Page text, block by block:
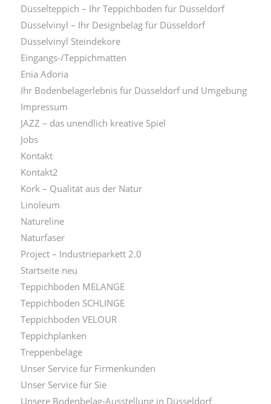
Düsselteppich – Ihr Teppichboden für Düsseldorf
Düsselvinyl – Ihr Designbelag für Düsseldorf
Düsselvinyl Steindekore
Eingangs-/Teppichmatten
Enia Adoria
Ihr Bodenbelagerlebnis für Düsseldorf und Umgebung
Impressum
JAZZ – das unendlich kreative Spiel
Jobs
Kontakt
Kontakt2
Kork – Qualität aus der Natur
Linoleum
Natureline
Naturfaser
Project – Industrieparkett 2.0
Startseite neu
Teppichboden MELANGE
Teppichboden SCHLINGE
Teppichboden VELOUR
Teppichplanken
Treppenbeläge
Unser Service für Firmenkunden
Unser Service für Sie
Unsere Bodenbelag-Ausstellung in Düsseldorf